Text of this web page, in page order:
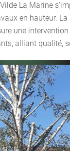
La Marine
en hauteur. La
une
alliant qualité,